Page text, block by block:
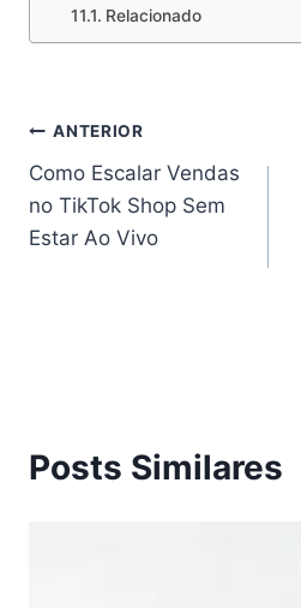
Relacionado
Navegação
de
Post
ANTERIOR
Como Escalar Vendas
no TikTok Shop Sem
Estar Ao Vivo
Posts Similares